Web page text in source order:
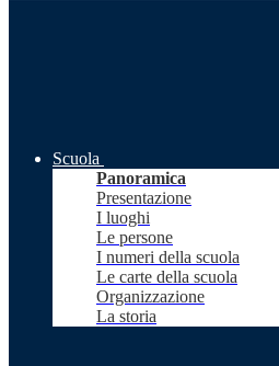
Scuola
Panoramica
Presentazione
I luoghi
Le persone
I numeri della scuola
Le carte della scuola
Organizzazione
La storia